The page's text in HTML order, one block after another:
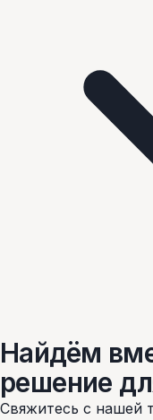
Найдём
решение
Свяжитесь с нашей